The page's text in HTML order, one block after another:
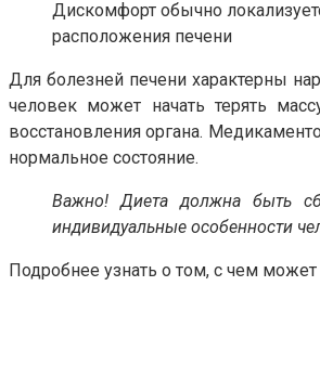
Дискомфорт обычно
расположения печени
Для болезней печени характерны
человек может начать терять
восстановления органа.
нормальное состояние.
Важно! Диета должна быть
индивидуальные особенности
Подробнее узнать о том, с чем